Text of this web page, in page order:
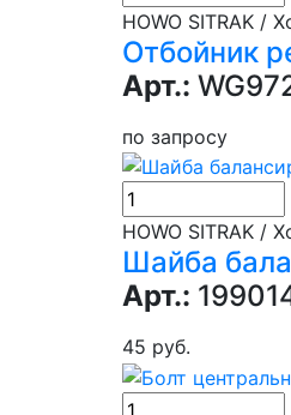
HOWO SITRAK /
Отбойник
Арт.:
по запросу
HOWO SITRAK /
Шайба
Арт.:
45 руб.